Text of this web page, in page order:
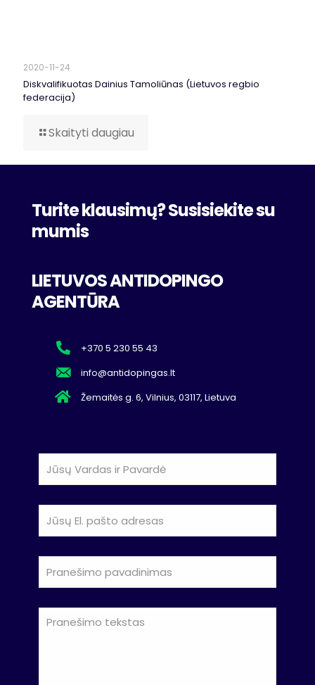
2020-11-24
Diskvalifikuotas Dainius Tamoliūnas (Lietuvos regbio
federacija)
Skaityti daugiau
Turite klausimų? Susisiekite su
mumis
LIETUVOS ANTIDOPINGO
AGENTŪRA
+370 5 230 55 43
info@antidopingas.lt
Žemaitės g. 6, Vilnius, 03117, Lietuva